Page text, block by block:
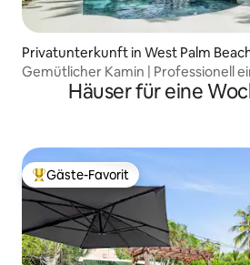
Privatunterkunft in West Palm
Gemütlicher Kamin | Professionell
ausgestattetHäuser für eine
Beliebter Gäste-Favorit.
Gäste-Favorit